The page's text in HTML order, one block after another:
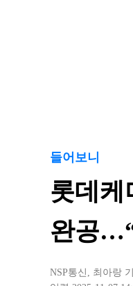
들어보니
롯데케
완공
NSP통신 , 최아랑